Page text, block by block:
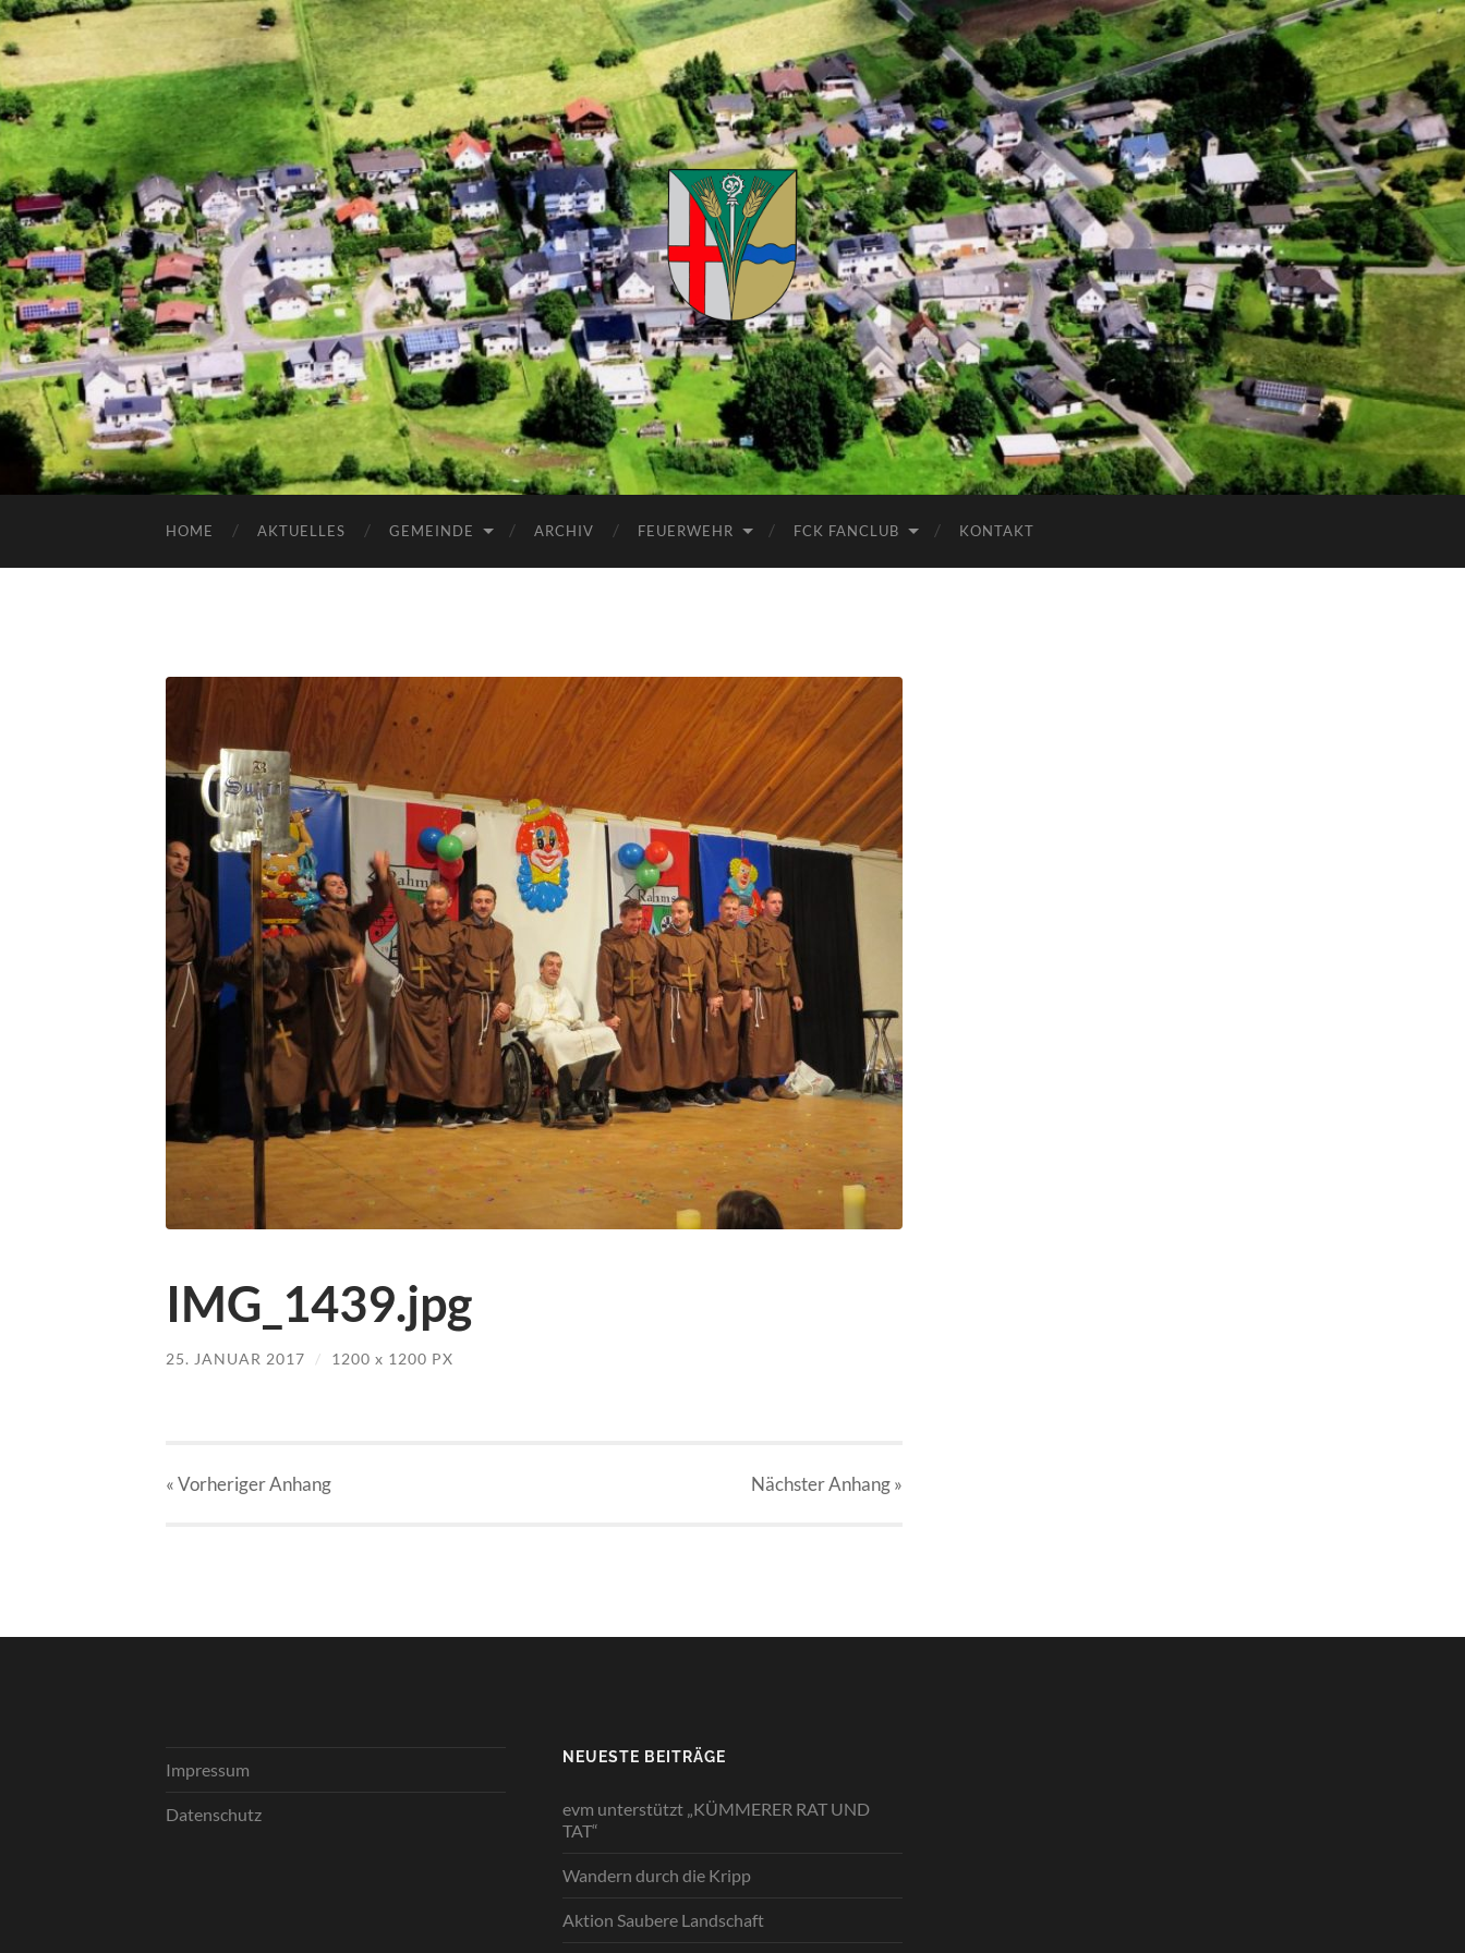
Kuhnhöfen
HOME AKTUELLES GEMEINDE ARCHIV FEUERWEHR FCK FANCLUB KONTAKT
IMG_1439.jpg
25. JANUAR 2017 / 1200 x 1200 PX
« VorherigerAnhang NächsterAnhang»
Impressum
Datenschutz
NEUESTE BEITRÄGE
evm unterstützt „KÜMMERER RAT UND
TAT“
Wandern durch die Kripp
Aktion Saubere Landschaft